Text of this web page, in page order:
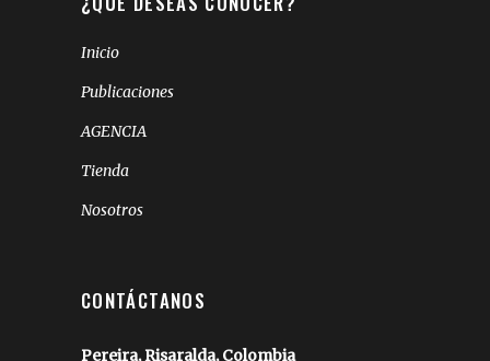
Inicio
Publicaciones
AGENCIA
Tienda
Nosotros
CONTÁCTANOS
Pereira, Risaralda, Colombia